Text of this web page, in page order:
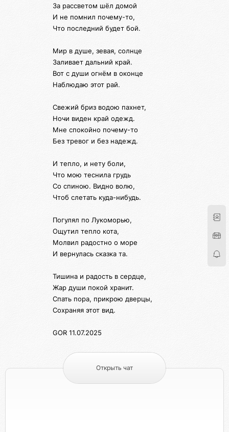
За рассветом шёл домой
И не помнил почему-то,
Что последний будет бой.
Мир в душе, зевая, солнце
Заливает дальний край.
Вот с души огнём в оконце
Наблюдаю этот рай.
Свежий бриз водою пахнет,
Ночи виден край одежд.
Мне спокойно почему-то
Без тревог и без надежд.
И тепло, и нету боли,
Что мою теснила грудь
Со спиною. Видно волю,
Чтоб слетать куда-нибудь.
Погулял по Лукоморью,
Ощутил тепло кота,
Молвил радостно о море
И вернулась сказка та.
Тишина и радость в сердце,
Жар души покой хранит.
Спать пора, прикрою дверцы,
Сохраняя этот вид.
GOR 11.07.2025
Открыть чат